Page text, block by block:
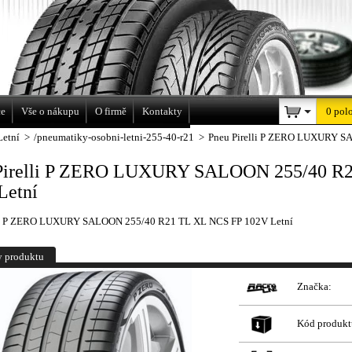
> /pneumatiky-osobni-letni-255-40-r21 > Pneu Pirelli P ZERO LUXURY
P ZERO LUXURY SALOON 255/40
ZERO LUXURY SALOON 255/40 R21 TL XL NCS FP 102V Letní
produktu
Značka:
Kód
Vše o nákupu O firmě Kontakty 0